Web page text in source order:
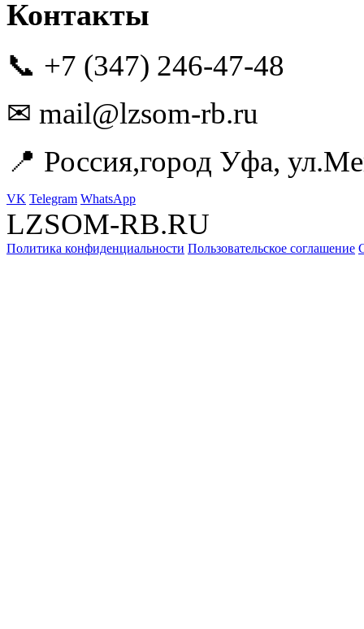
Контакты
📞 +7 (347) 246-47-48
✉ mail@lzsom-rb.ru
📍 Россия,город Уфа,
VK Telegram WhatsApp
LZSOM-RB.RU
Политика конфиденциальности Пользовательское соглашение